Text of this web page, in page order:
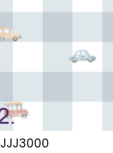
JJJ3000